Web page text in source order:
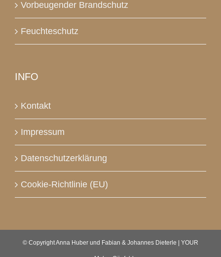
Vorbeugender Brandschutz
Feuchteschutz
INFO
Kontakt
Impressum
Datenschutzerklärung
Cookie-Richtlinie (EU)
© Copyright Anna Huber und Fabian & Johannes Dieterle | YOUR